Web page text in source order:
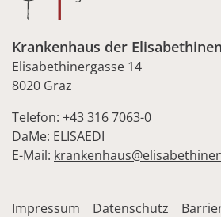
Krankenhaus der
Elisabethinergasse 14
8020 Graz
Telefon: +43 316 7063-0
DaMe: ELISAEDI
E-Mail:
Impressum Datenschutz